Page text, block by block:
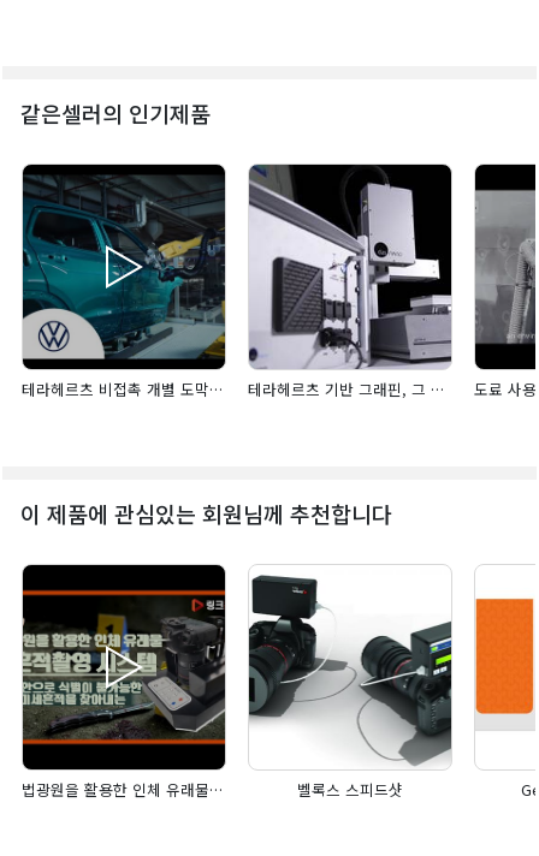
같은셀러의 인기제품
테라헤르츠 비접촉 개별 도막 레이어 두께 측정 시스템(폭스바겐, 도요타 적용 기술!) 테라헤르츠 기반 그래핀, 그 외 2D 재료 및 박막 비파괴 비접촉 측정장비
이 제품에 관심있는 회원님께 추천합니다
법광원을 활용한 인체 유래물 흔적촬영 시스템 벨록스 스피드샷